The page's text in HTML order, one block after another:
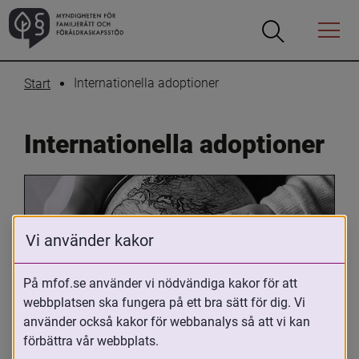
Öppna
Öppna
Menyn
Start Internationella adoptioner
Internationella adoptioner
Oavsett om du är adopterad,
adoptivförälder eller arbetar med
Vi använder kakor
På mfof.se använder vi nödvändiga kakor för att
webbplatsen ska fungera på ett bra sätt för dig. Vi
använder också kakor för webbanalys så att vi kan
förbättra vår webbplats.